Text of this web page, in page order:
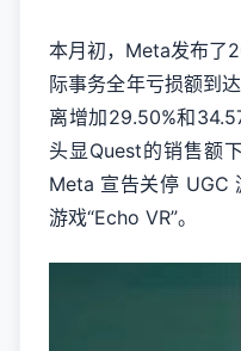
本月初，Meta发布了
际事务全年亏损额到
离增加29.50%和
头显Quest的销售额
Meta 宣告关停 UGC
游戏“Echo VR”。